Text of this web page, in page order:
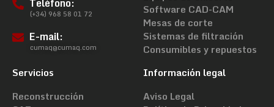
(+34) 968 58 01 72
E-mail:
cumaq@cumaq.com
Software CAD-CAM
Mesas de corte
Sistemas de filtración
Consumibles y repuestos
Servicios
Reconstrucción
Información legal
Aviso Legal